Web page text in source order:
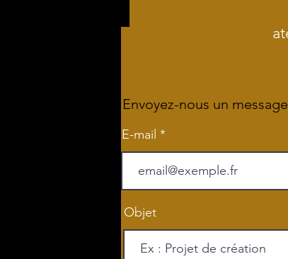
Envoyez-nous un
E-mail
Objet